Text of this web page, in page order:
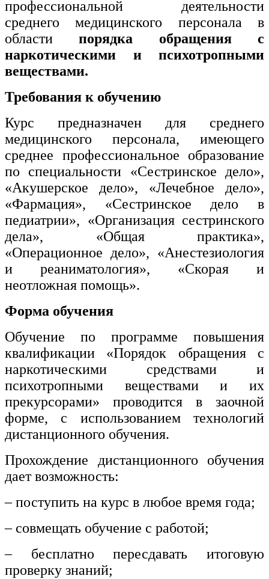
профессиональной деятельности
среднего медицинского персонала в
областипорядка обращения с
наркотическими и психотропными
веществами.
Требования к обучению
Курс предназначен для среднего
медицинского персонала, имеющего
среднее профессиональное образование
по специальности «Сестринское дело»,
«Акушерское дело», «Лечебное дело»,
«Фармация», «Сестринское дело в
педиатрии», «Организация сестринского
дела», «Общая практика»,
«Операционное дело», «Анестезиология
и реаниматология», «Скорая и
неотложная помощь».
Форма обучения
Обучение по программе повышения
квалификации «Порядок обращения с
наркотическими средствами и
психотропными веществами и их
прекурсорами» проводится в заочной
форме, с использованием технологий
дистанционного обучения.
Прохождение дистанционного обучения
дает возможность:
– поступить на курс в любое время года;
– совмещать обучение с работой;
– бесплатно пересдавать итоговую
проверку знаний;